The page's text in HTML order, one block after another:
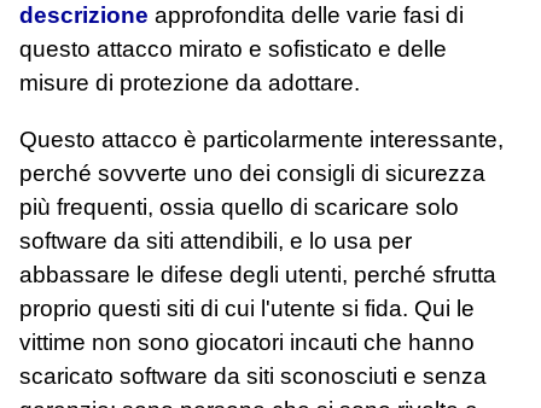
descrizione approfondita delle varie fasi di
questo attacco mirato e sofisticato e delle
misure di protezione da adottare.
Questo attacco è particolarmente interessante,
perché sovverte uno dei consigli di sicurezza
più frequenti, ossia quello di scaricare solo
software da siti attendibili, e lo usa per
abbassare le difese degli utenti, perché sfrutta
proprio questi siti di cui l'utente si fida. Qui le
vittime non sono giocatori incauti che hanno
scaricato software da siti sconosciuti e senza